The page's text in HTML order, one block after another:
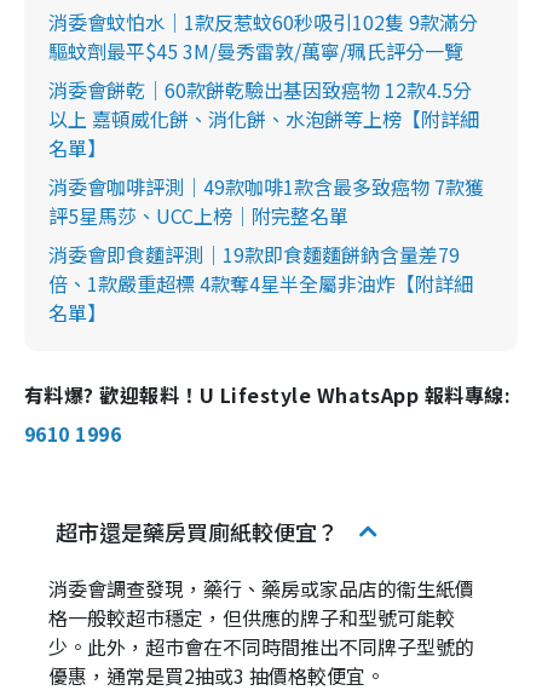
消委會蚊怕水｜1款反惹蚊60秒吸引102隻 9款滿分
驅蚊劑最平$45 3M/曼秀雷敦/萬寧/珮氏評分一覽
消委會餅乾｜60款餅乾驗出基因致癌物 12款4.5分
以上 嘉頓威化餅、消化餅、水泡餅等上榜【附詳細
名單】
消委會咖啡評測｜49款咖啡1款含最多致癌物 7款獲
評5星馬莎、UCC上榜｜附完整名單
消委會即食麵評測｜19款即食麵麵餅鈉含量差79
倍、1款嚴重超標 4款奪4星半全屬非油炸【附詳細
名單】
有料爆? 歡迎報料！U Lifestyle WhatsApp 報料專線:
9610 1996
超市還是藥房買廁紙較便宜？
消委會調查發現，藥行、藥房或家品店的衞生紙價
格一般較超巿穩定，但供應的牌子和型號可能較
少。此外，超巿會在不同時間推出不同牌子型號的
優惠，通常是買2抽或3 抽價格較便宜。